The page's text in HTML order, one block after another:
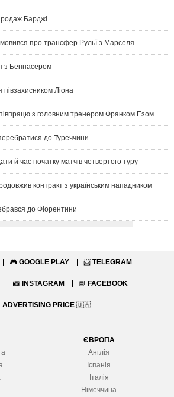
Барджі
про трансфер Рульї з Марселя
з Беннасером
Ліона
з головним тренером Франком Езом
до Туреччини
й час початку матчів четвертого туру
контракт з українським нападником
до Фіорентини
🎮 GOOGLE PLAY 📨 TELEGRAM
📸 INSTAGRAM 📘 FACEBOOK
ADVERTISING PRICE 🇺🇦
ЄВРОПА
Англія
Іспанія
Італія
Німеччина